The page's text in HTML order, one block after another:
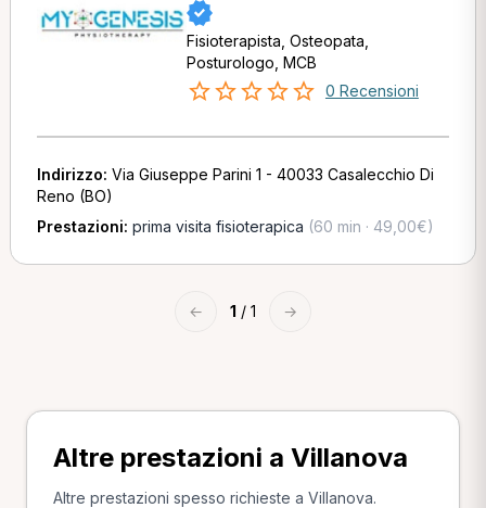
Fisioterapista, Osteopata,
Posturologo, MCB
0 Recensioni
Indirizzo: Via Giuseppe Parini 1 - 40033 Casalecchio Di
Reno (BO)
Prestazioni: prima visita fisioterapica (60 min · 49,00€)
← 1 / 1 →
Altre prestazioni a Villanova
Altre prestazioni spesso richieste a Villanova.